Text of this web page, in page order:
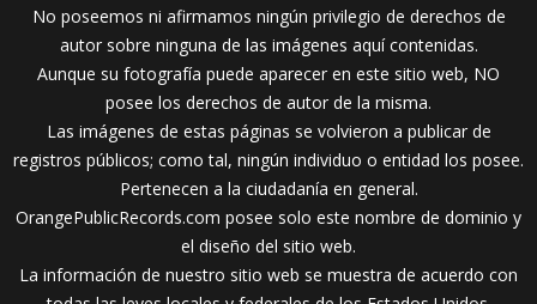
No poseemos ni afirmamos ningún privilegio de derechos de
autor sobre ninguna de las imágenes aquí contenidas.
Aunque su fotografía puede aparecer en este sitio web, NO
posee los derechos de autor de la misma.
Las imágenes de estas páginas se volvieron a publicar de
registros públicos; como tal, ningún individuo o entidad los posee.
Pertenecen a la ciudadanía en general.
OrangePublicRecords.com posee solo este nombre de dominio y
el diseño del sitio web.
La información de nuestro sitio web se muestra de acuerdo con